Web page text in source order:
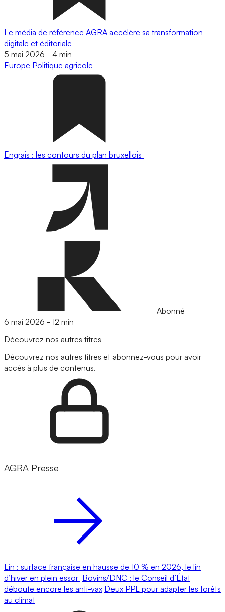
Le média de référence AGRA accélère sa transformation
digitale et éditoriale
5 mai 2026 - 4 min
Europe Politique agricole
Engrais : les contours du plan bruxellois
Abonné
6 mai 2026 - 12 min
Découvrez nos autres titres
Découvrez nos autres titres et abonnez-vous pour avoir
accès à plus de contenus.
AGRA Presse
Lin : surface française en hausse de 10 % en 2026, le lin
d’hiver en plein essor Bovins/DNC : le Conseil d’État
déboute encore les anti-vax Deux PPL pour adapter les forêts
au climat